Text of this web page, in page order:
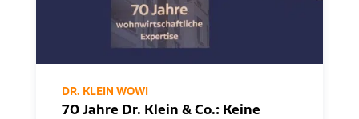
DR. KLEIN WOWI
70 Jahre Dr. Klein & Co.: Keine